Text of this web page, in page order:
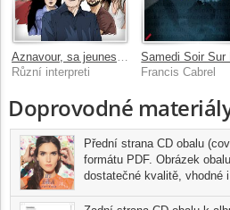
Aznavour, sa jeunesse
Různí interpreti
Francis Cabrel
Doprovodné
Přední strana CD obalu
formátu PDF. Obrázek
dostatečné kvalitě, vhodné